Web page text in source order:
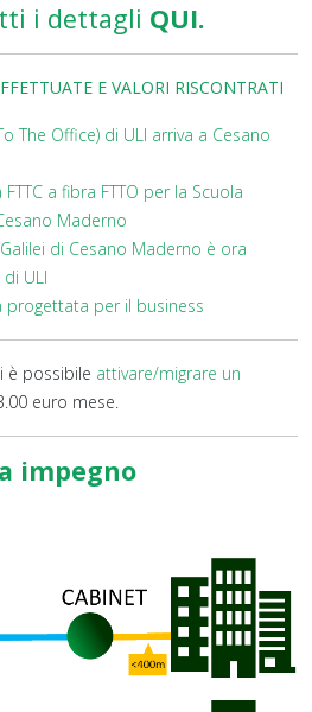
i dettagli QUI.
E VALORI RISCONTRATI
The Office) di ULI arriva a Cesano
a fibra FTTO per la Scuola
Maderno
di Cesano Maderno è ora
di ULI
progettata per il business
è possibile attivare/migrare un
euro mese.
impegno